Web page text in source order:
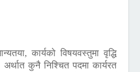
कार्यको विषयवस्तुमा वृद्धि
अर्थात कुनै निश्चित पदमा कार्यरत